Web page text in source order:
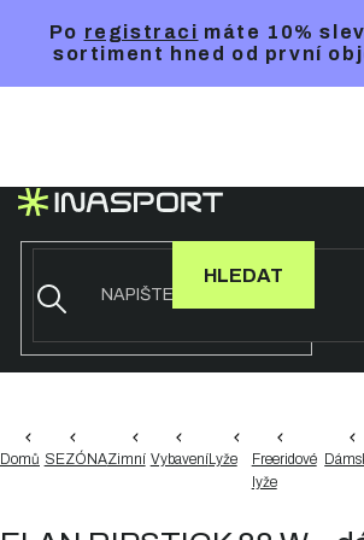
Po registraci máte 10%
sortiment hned od první
HLEDAT
Domů SEZÓNAZimní VybaveníLyže
Freeridové
lyže